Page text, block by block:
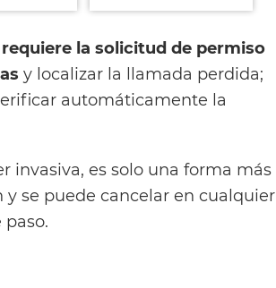
la solicitud de permiso
y localizar la llamada perdida;
automáticamente la
invasiva, es solo una forma más
se puede cancelar en cualquier